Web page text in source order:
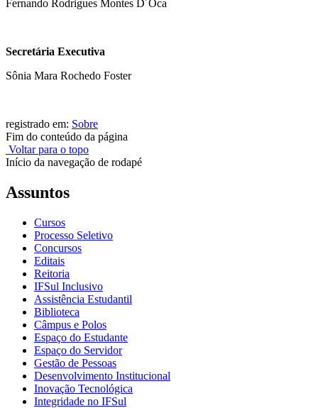
Fernando Rodrigues Montes D´Oca
Secretária Executiva
Sônia Mara Rochedo Foster
registrado em: Sobre
Fim do conteúdo da página
Voltar para o topo
Início da navegação de rodapé
Assuntos
Cursos
Processo Seletivo
Concursos
Editais
Reitoria
IFSul Inclusivo
Assistência Estudantil
Biblioteca
Câmpus e Polos
Espaço do Estudante
Espaço do Servidor
Gestão de Pessoas
Desenvolvimento Institucional
Inovação Tecnológica
Integridade no IFSul